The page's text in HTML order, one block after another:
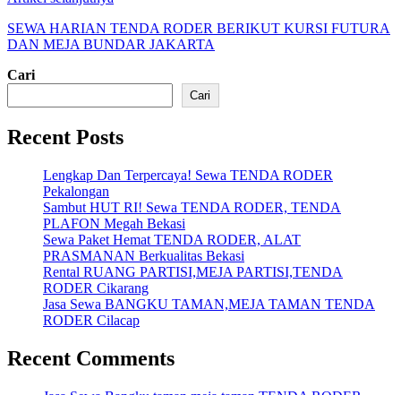
SEWA HARIAN TENDA RODER BERIKUT KURSI FUTURA
DAN MEJA BUNDAR JAKARTA
Cari
Cari
Recent Posts
Lengkap Dan Terpercaya! Sewa TENDA RODER
Pekalongan
Sambut HUT RI! Sewa TENDA RODER, TENDA
PLAFON Megah Bekasi
Sewa Paket Hemat TENDA RODER, ALAT
PRASMANAN Berkualitas Bekasi
Rental RUANG PARTISI,MEJA PARTISI,TENDA
RODER Cikarang
Jasa Sewa BANGKU TAMAN,MEJA TAMAN TENDA
RODER Cilacap
Recent Comments